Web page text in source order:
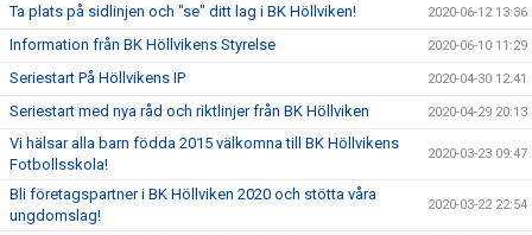
Ta plats på sidlinjen och "se" ditt lag i BK Höllviken! 2020-06-12 13:36
Information från BK Höllvikens Styrelse 2020-06-10 11:29
Seriestart På Höllvikens IP 2020-04-30 12:41
Seriestart med nya råd och riktlinjer från BK Höllviken 2020-04-29 20:13
Vi hälsar alla barn födda 2015 välkomna till BK Höllvikens
Fotbollsskola!
2020-03-23 09:47
Bli företagspartner i BK Höllviken 2020 och stötta våra
ungdomslag!
2020-03-22 22:54